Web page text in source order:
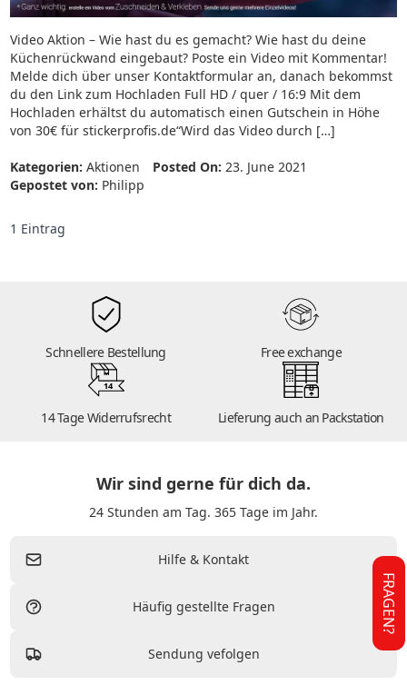
Video Aktion – Wie hast du es gemacht? Wie hast du deine
Küchenrückwand eingebaut? Poste ein Video mit Kommentar!
Melde dich über unser Kontaktformular an, danach bekommst
du den Link zum Hochladen Full HD / quer / 16:9 Mit dem
Hochladen erhältst du automatisch einen Gutschein in Höhe
von 30€ für stickerprofis.de“Wird das Video durch […]
Kategorien: Aktionen Posted On: 23. June 2021
Gepostet von: Philipp
1 Eintrag
Schnellere Bestellung Free exchange
14
14 Tage Widerrufsrecht Lieferung auch an Packstation
Wir sind gerne für dich da.
24 Stunden am Tag. 365 Tage im Jahr.
Hilfe & Kontakt
Häufig gestellte Fragen
Sendung vefolgen
FRAGEN?